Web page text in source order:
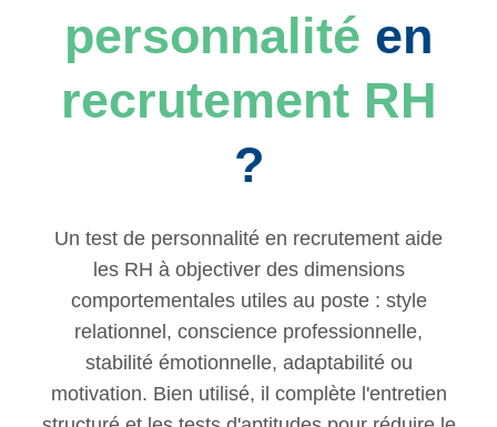
personnalité en
recrutement RH
?
Un test de personnalité en recrutement aide
les RH à objectiver des dimensions
comportementales utiles au poste : style
relationnel, conscience professionnelle,
stabilité émotionnelle, adaptabilité ou
motivation. Bien utilisé, il complète l'entretien